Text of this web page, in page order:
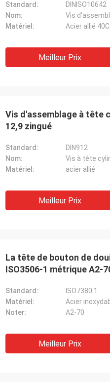
Standard:
DINISO10642
Nom:
Vis
Matériel:
Acier allié
Meilleur Prix
Vis d'assemblage à tête
12,9 zingué
Standard:
DIN912
Nom:
Vis à tête
Matériel:
acier allié
Meilleur Prix
La tête de bouton de
ISO3506-1 métrique A2-
Standard:
ISO7380.1
Matériel:
Acier
Noter:
A2-70
Meilleur Prix